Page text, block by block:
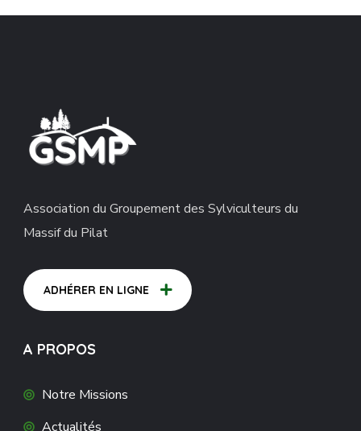
Association du Groupement des Sylviculteurs du
Massif du Pilat
ADHÉRER EN LIGNE
A PROPOS
Notre Missions
Actualités